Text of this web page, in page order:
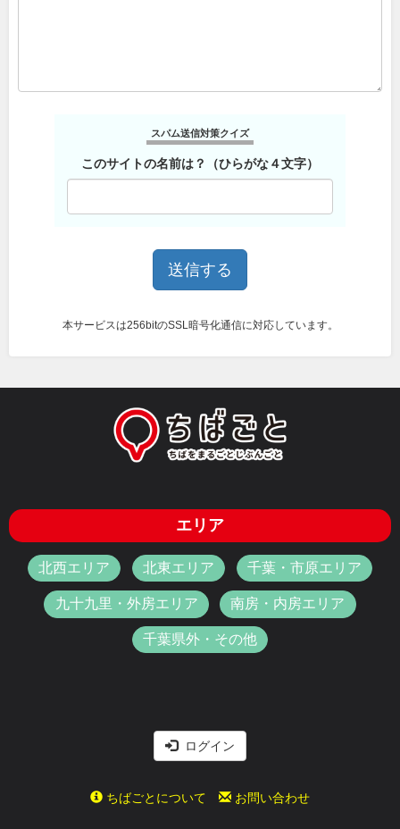
スパム送信対策クイズ
このサイトの名前は？（ひらがな４文字）
本サービスは256bitのSSL暗号化通信に対応しています。
エリア
北西エリア 北東エリア 千葉・市原エリア
九十九里・外房エリア 南房・内房エリア
千葉県外・その他
ログイン
ちばごとについて お問い合わせ